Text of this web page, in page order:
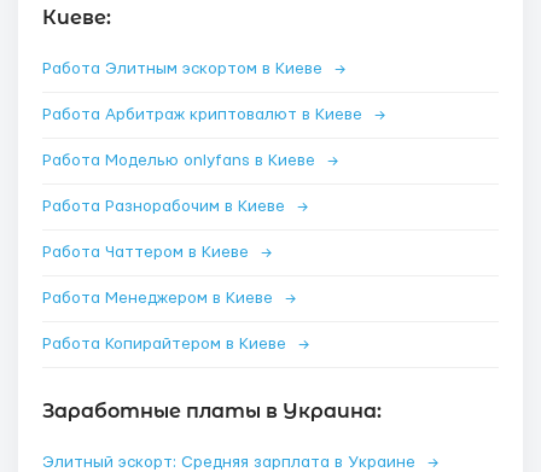
Киеве:
Работа Элитным эскортом в Киеве →
Работа Арбитраж криптовалют в Киеве →
Работа Моделью onlyfans в Киеве →
Работа Разнорабочим в Киеве →
Работа Чаттером в Киеве →
Работа Менеджером в Киеве →
Работа Копирайтером в Киеве →
Заработные платы в Украина:
Элитный эскорт: Средняя зарплата в Украине →